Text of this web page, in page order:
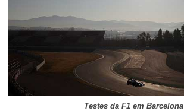
Testes da F1 em Barcelona